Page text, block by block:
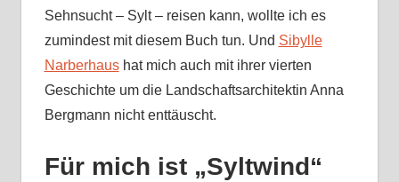
Sehnsucht – Sylt – reisen kann, wollte ich es
zumindest mit diesem Buch tun. Und Sibylle
Narberhaushat mich auch mit ihrer vierten
Geschichte um die Landschaftsarchitektin Anna
Bergmann nicht enttäuscht.
Für mich ist „Syltwind“